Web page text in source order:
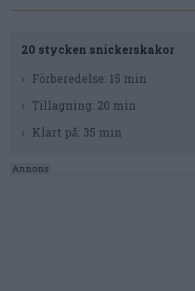
20 stycken snickerskakor
Förberedelse: 15 min
Tillagning: 20 min
Klart på: 35 min